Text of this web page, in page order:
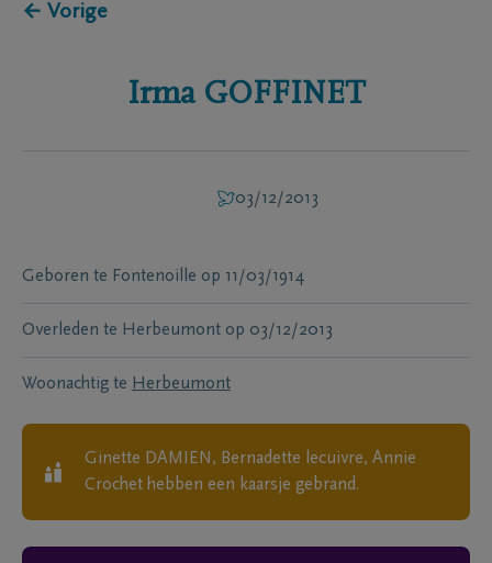
← Vorige
Irma GOFFINET
03/12/2013
Geboren te Fontenoille op 11/03/1914
Overleden te Herbeumont op 03/12/2013
Woonachtig te Herbeumont
Ginette DAMIEN, Bernadette lecuivre, Annie
Crochet hebben een kaarsje gebrand.